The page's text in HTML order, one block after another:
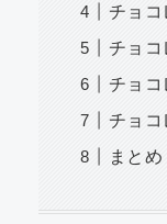
チョコ
チョコ
チョコ
チョコ
まとめ